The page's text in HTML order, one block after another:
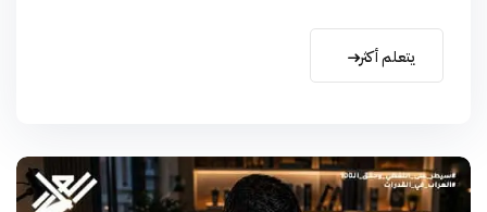
يتعلم أكثر